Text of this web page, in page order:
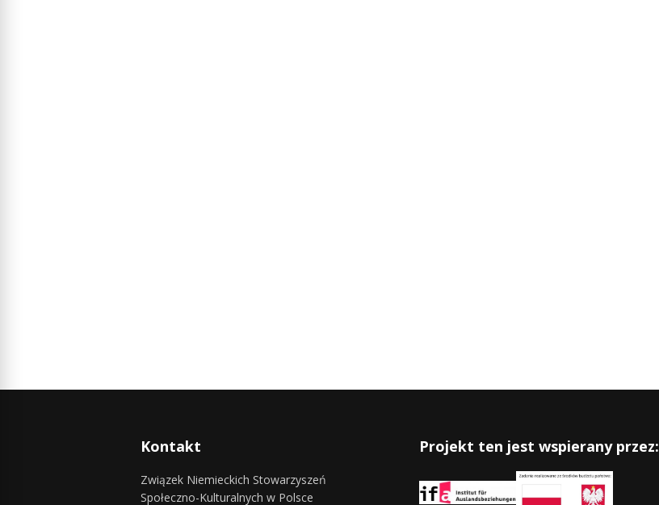
Kontakt
Związek Niemieckich Stowarzyszeń
Społeczno-Kulturalnych w Polsce
Projekt ten jest wspierany przez: